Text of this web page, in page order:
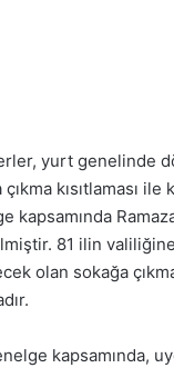
yurt genelinde
kısıtlaması ile
81 ilin
olan sokağa çıkma
kapsamında,